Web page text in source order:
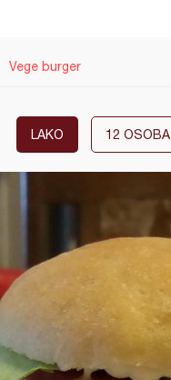
Vege burger
LAKO 12 OSOBA